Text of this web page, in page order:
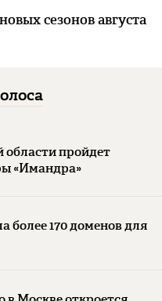
сезонов августа
области пройдет
«Имандра»
более 170 доменов для